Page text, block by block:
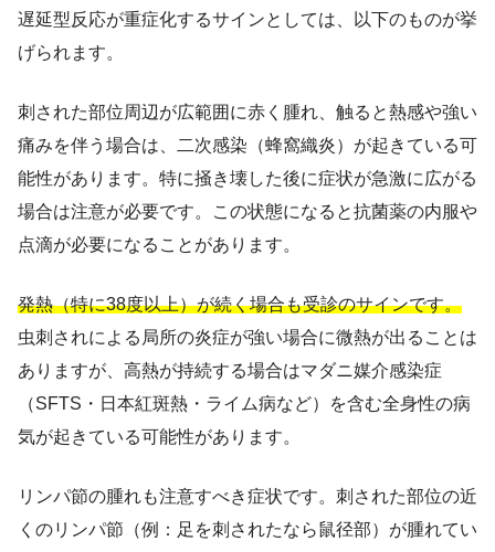
遅延型反応が重症化するサインとしては、以下のものが挙
げられます。
刺された部位周辺が広範囲に赤く腫れ、触ると熱感や強い
痛みを伴う場合は、二次感染（蜂窩織炎）が起きている可
能性があります。特に掻き壊した後に症状が急激に広がる
場合は注意が必要です。この状態になると抗菌薬の内服や
点滴が必要になることがあります。
発熱（特に38度以上）が続く場合も受診のサインです。
虫刺されによる局所の炎症が強い場合に微熱が出ることは
ありますが、高熱が持続する場合はマダニ媒介感染症
（SFTS・日本紅斑熱・ライム病など）を含む全身性の病
気が起きている可能性があります。
リンパ節の腫れも注意すべき症状です。刺された部位の近
くのリンパ節（例：足を刺されたなら鼠径部）が腫れてい